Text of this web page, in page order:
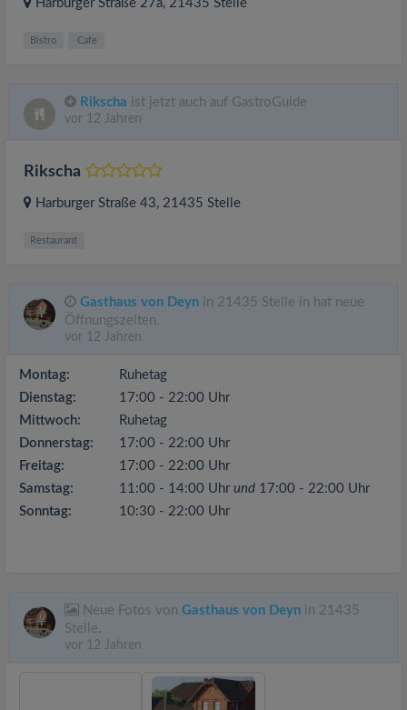
Harburger Straße 27a, 21435 Stelle
Bistro Cafe
Rikscha ist jetzt auch auf GastroGuide
vor 12 Jahren
Rikscha
Harburger Straße 43, 21435 Stelle
Restaurant
Gasthaus von Deyn in 21435 Stelle in hat neue
Öffnungszeiten.
vor 12 Jahren
Montag:
Ruhetag
Dienstag:
17:00 - 22:00 Uhr
Mittwoch:
Ruhetag
Donnerstag:
17:00 - 22:00 Uhr
Freitag:
17:00 - 22:00 Uhr
Samstag:
11:00 - 14:00 Uhr und 17:00 - 22:00 Uhr
Sonntag:
10:30 - 22:00 Uhr
Neue Fotos von Gasthaus von Deyn in 21435
Stelle.
vor 12 Jahren